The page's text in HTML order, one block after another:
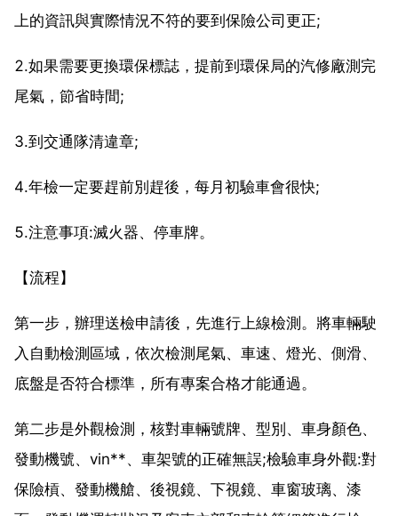
上的資訊與實際情況不符的要到保險公司更正;
2.如果需要更換環保標誌，提前到環保局的汽修廠測完
尾氣，節省時間;
3.到交通隊清違章;
4.年檢一定要趕前別趕後，每月初驗車會很快;
5.注意事項:滅火器、停車牌。
【流程】
第一步，辦理送檢申請後，先進行上線檢測。將車輛駛
入自動檢測區域，依次檢測尾氣、車速、燈光、側滑、
底盤是否符合標準，所有專案合格才能通過。
第二步是外觀檢測，核對車輛號牌、型別、車身顏色、
發動機號、vin**、車架號的正確無誤;檢驗車身外觀:對
保險槓、發動機艙、後視鏡、下視鏡、車窗玻璃、漆